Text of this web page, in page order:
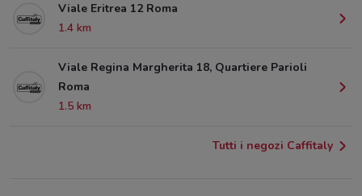
Viale Eritrea 12 Roma
1.4 km
Viale Regina Margherita 18, Quartiere Parioli
Roma
1.5 km
Tutti i negozi Caffitaly